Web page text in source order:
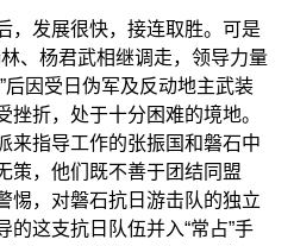
发展很快，接连取胜。可是
、杨君武相继调走，领导力量
后因受日伪军及反动地主武装
挫折，处于十分困难的境地。
来指导工作的张振国和磐石中
策，他们既不善于团结同盟
惕，对磐石抗日游击队的独立
的这支抗日队伍并入“常占”手